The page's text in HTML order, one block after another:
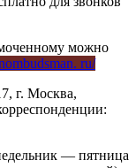
можно
ru/
г. Москва,
— пятница